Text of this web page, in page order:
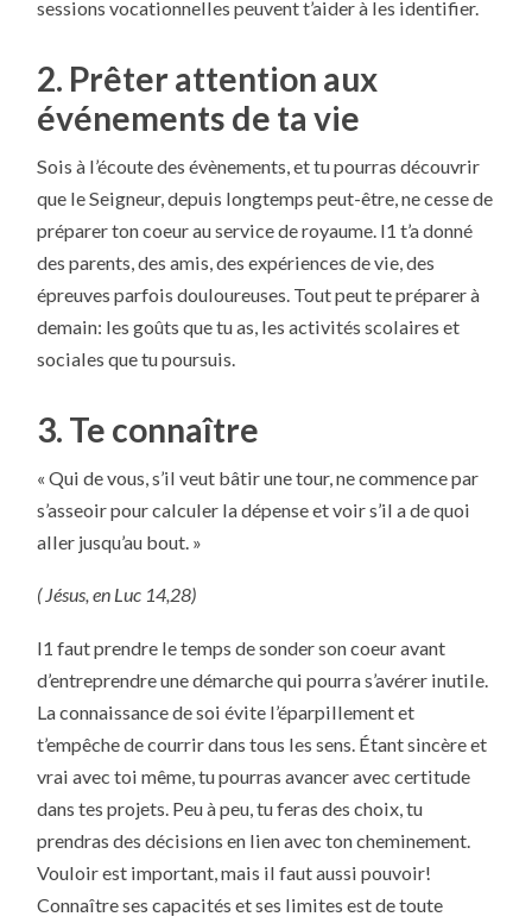
sessions vocationnelles peuvent t’aider à les identifier.
2. Prêter attention aux
événements de ta vie
Sois à l’écoute des évènements, et tu pourras découvrir
que le Seigneur, depuis longtemps peut-être, ne cesse de
préparer ton coeur au service de royaume. I1 t’a donné
des parents, des amis, des expériences de vie, des
épreuves parfois douloureuses. Tout peut te préparer à
demain: les goûts que tu as, les activités scolaires et
sociales que tu poursuis.
3. Te connaître
« Qui de vous, s’il veut bâtir une tour, ne commence par
s’asseoir pour calculer la dépense et voir s’il a de quoi
aller jusqu’au bout. »
( Jésus, en Luc 14,28)
I1 faut prendre le temps de sonder son coeur avant
d’entreprendre une démarche qui pourra s’avérer inutile.
La connaissance de soi évite l’éparpillement et
t’empêche de courrir dans tous les sens. Étant sincère et
vrai avec toi même, tu pourras avancer avec certitude
dans tes projets. Peu à peu, tu feras des choix, tu
prendras des décisions en lien avec ton cheminement.
Vouloir est important, mais il faut aussi pouvoir!
Connaître ses capacités et ses limites est de toute